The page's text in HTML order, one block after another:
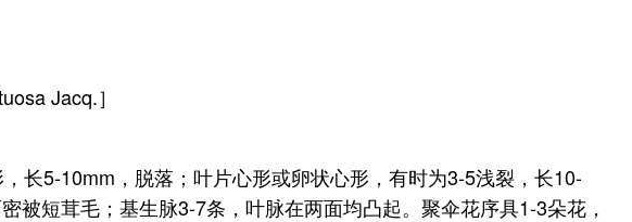
Jacq.］
长5-10mm，脱落；叶片心形或卵状心形，有时为3-5浅裂，长10-
短茸毛；基生脉3-7条，叶脉在两面均凸起。聚伞花序具1-3朵花，